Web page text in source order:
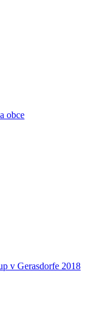
obce
v Gerasdorfe 2018